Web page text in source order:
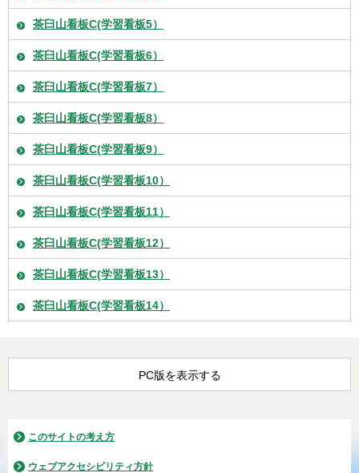
茶臼山看板C(学習看板5）
茶臼山看板C(学習看板6）
茶臼山看板C(学習看板7）
茶臼山看板C(学習看板8）
茶臼山看板C(学習看板9）
茶臼山看板C(学習看板10）
茶臼山看板C(学習看板11）
茶臼山看板C(学習看板12）
茶臼山看板C(学習看板13）
茶臼山看板C(学習看板14）
PC版を表示する
このサイトの考え方
ウェブアクセシビリティ方針